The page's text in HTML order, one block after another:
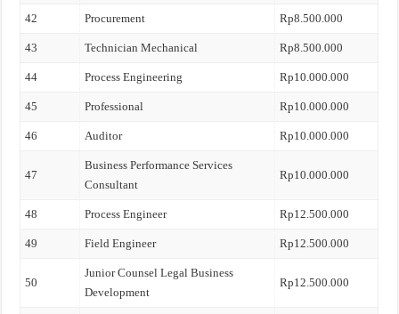
42 Procurement Rp8.500.000
43 Technician Mechanical Rp8.500.000
44 Process Engineering Rp10.000.000
45 Professional Rp10.000.000
46 Auditor Rp10.000.000
47
Business Performance Services
Consultant
Rp10.000.000
48 Process Engineer Rp12.500.000
49 Field Engineer Rp12.500.000
50
Junior Counsel Legal Business
Development
Rp12.500.000